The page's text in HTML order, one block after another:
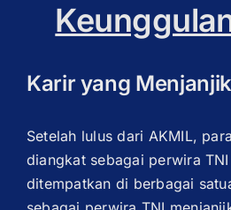
Karir yang
Setelah lulus dari AKMIL,
diangkat sebagai perwira
ditempatkan di berbagai